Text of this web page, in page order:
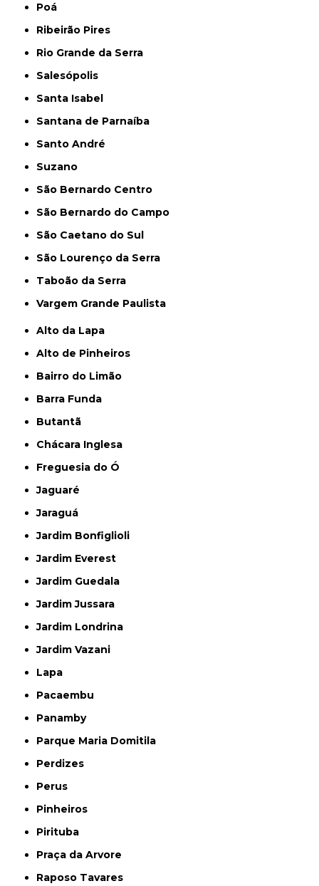
Poá
Ribeirão Pires
Rio Grande da Serra
Salesópolis
Santa Isabel
Santana de Parnaíba
Santo André
Suzano
São Bernardo Centro
São Bernardo do Campo
São Caetano do Sul
São Lourenço da Serra
Taboão da Serra
Vargem Grande Paulista
Alto da Lapa
Alto de Pinheiros
Bairro do Limão
Barra Funda
Butantã
Chácara Inglesa
Freguesia do Ó
Jaguaré
Jaraguá
Jardim Bonfiglioli
Jardim Everest
Jardim Guedala
Jardim Jussara
Jardim Londrina
Jardim Vazani
Lapa
Pacaembu
Panamby
Parque Maria Domitila
Perdizes
Perus
Pinheiros
Pirituba
Praça da Arvore
Raposo Tavares